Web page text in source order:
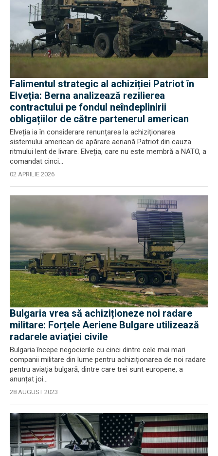
Falimentul strategic al achiziției Patriot în
Elveția: Berna analizează rezilierea
contractului pe fondul neîndeplinirii
obligațiilor de către partenerul american
Elveția ia în considerare renunțarea la achiziționarea
sistemului american de apărare aeriană Patriot din cauza
ritmului lent de livrare. Elveția, care nu este membră a NATO, a
comandat cinci...
02 APRILIE 2026
Bulgaria vrea să achiziționeze noi radare
militare: Forțele Aeriene Bulgare utilizează
radarele aviaţiei civile
Bulgaria începe negocierile cu cinci dintre cele mai mari
companii militare din lume pentru achiziționarea de noi radare
pentru aviația bulgară, dintre care trei sunt europene, a
anunțat joi...
28 AUGUST 2023